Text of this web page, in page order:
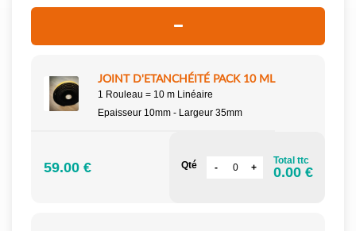
JOINT D'ETANCHÉITÉ PACK 10 ML
1 Rouleau = 10 m Linéaire
Epaisseur 10mm - Largeur 35mm
59.00 € Qté Total ttc
0.00 €